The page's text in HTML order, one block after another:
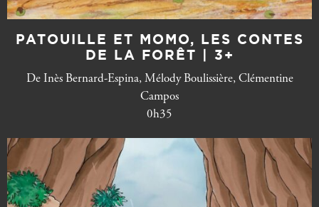
PATOUILLE ET MOMO, LES CONTES
DE LA FORÊT | 3+
De Inès Bernard-Espina, Mélody Boulissière, Clémentine
Campos
0h35